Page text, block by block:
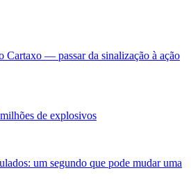
Cartaxo — passar da sinalização à ação
de explosivos
um segundo que pode mudar uma